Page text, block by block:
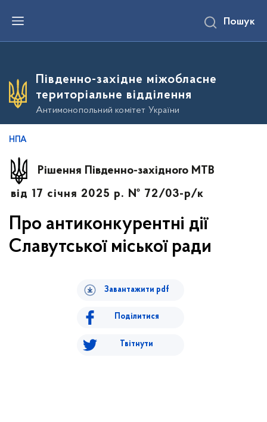
е
о
о
в
о
м
Пошук
Південно-західне міжобласне
територіальне відділення
Антимонопольний комітет України
НПА
Рішення Південно-західного МТВ
від 17 січня 2025 р. № 72/03-р/к
Про антиконкурентні дії
Славутської міської ради
Завантажити pdf
Поділитися
Твітнути